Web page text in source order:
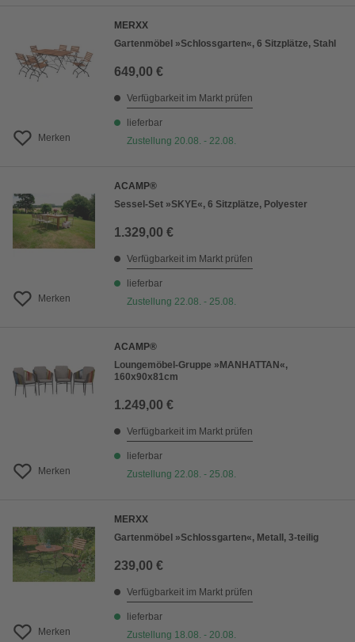
Merken
MERXX
Gartenmöbel »Schlossgarten«, 6 Sitzplätze, Stahl
649,00 €
Verfügbarkeit im Markt prüfen
lieferbar
Zustellung 20.08. - 22.08.
Merken
ACAMP®
Sessel-Set »SKYE«, 6 Sitzplätze, Polyester
1.329,00 €
Verfügbarkeit im Markt prüfen
lieferbar
Zustellung 22.08. - 25.08.
Merken
ACAMP®
Loungemöbel-Gruppe »MANHATTAN«,
160x90x81cm
1.249,00 €
Verfügbarkeit im Markt prüfen
lieferbar
Zustellung 22.08. - 25.08.
Merken
MERXX
Gartenmöbel »Schlossgarten«, Metall, 3-teilig
239,00 €
Verfügbarkeit im Markt prüfen
lieferbar
Zustellung 18.08. - 20.08.